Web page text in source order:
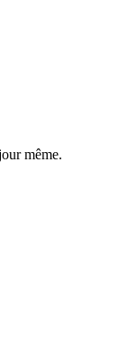
même.